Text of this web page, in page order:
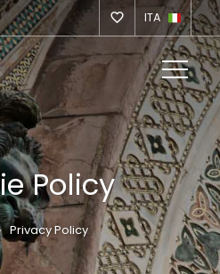
ITA
Policy
Privacy Policy